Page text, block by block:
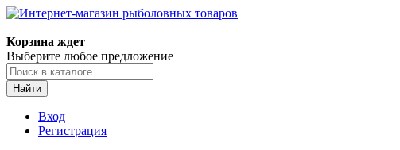
Корзина ждет
Выберите любое предложение
Найти
Вход
Регистрация